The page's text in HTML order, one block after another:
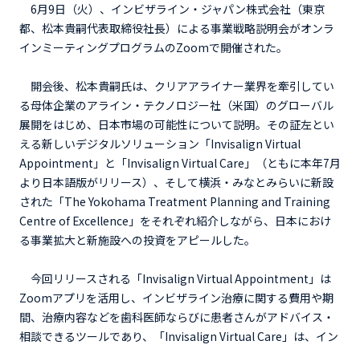
6月9日（火）、インビザライン・ジャパン株式会社（東京
都、松本貴嗣代表取締役社長）による事業戦略説明会がオンラ
インミーティングプログラムのZoomで開催された。
開会後、松本貴嗣氏は、クリアアライナー業界を牽引してい
る母体企業のアライン・テクノロジー社（米国）のグローバル
展開をはじめ、日本市場の可能性について説明。その証左とい
える新しいデジタルソリューション「Invisalign Virtual
Appointment」と「Invisalign Virtual Care」（ともに本年7月
より日本語版がリリース）、そして横浜・みなとみらいに新設
された「The Yokohama Treatment Planning and Training
Centre of Excellence」をそれぞれ紹介しながら、日本におけ
る事業拡大と新施設への投資をアピールした。
今回リリースされる「Invisalign Virtual Appointment」は
Zoomアプリを活用し、インビザライン治療に関する費用や期
間、治療内容などを歯科医師ならびに患者さんがアドバイス・
相談できるツールであり、「Invisalign Virtual Care」は、イン